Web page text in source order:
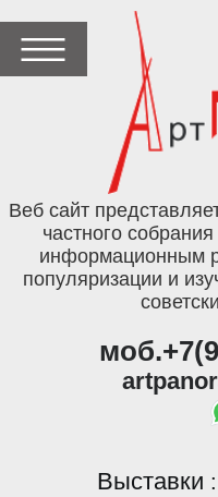
Веб сайт
частного
информационным
популяризации и
Выставки :